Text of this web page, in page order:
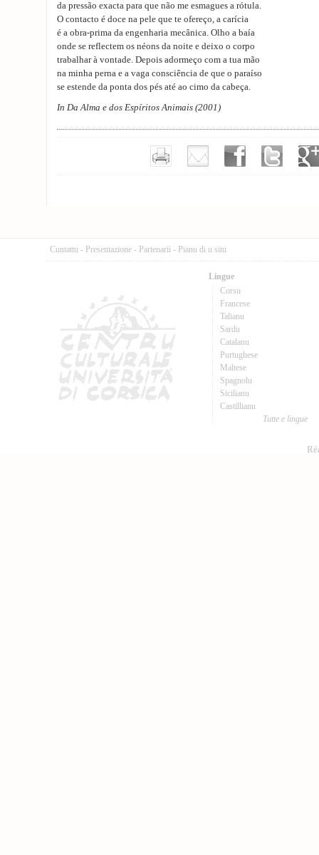
da pressão exacta para que não me esmagues a rótula.
O contacto é doce na pele que te ofereço, a carícia
é a obra-prima da engenharia mecânica. Olho a baía
onde se reflectem os néons da noite e deixo o corpo
trabalhar à vontade. Depois adormeço com a tua mão
na minha perna e a vaga consciência de que o paraíso
se estende da ponta dos pés até ao cimo da cabeça.
In Da Alma e dos Espíritos Animais (2001)
Cuntattu - Presentazione - Partenarii - Pianu di u situ
Lingue
Corsu
Francese
Talianu
Sardu
Catalanu
Purtughese
Maltese
Spagnolu
Sicilianu
Castillianu
Tutte e lingue